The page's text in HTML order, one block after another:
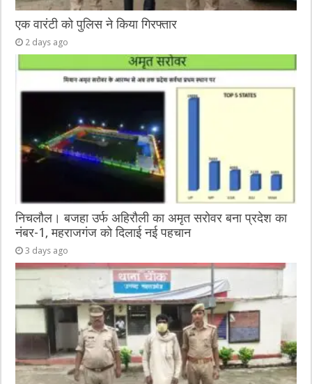
एक वारंटी को पुलिस ने किया गिरफ्तार
2 days ago
निचलौल। बजहा उर्फ अहिरौली का अमृत सरोवर बना प्रदेश का
नंबर-1, महराजगंज को दिलाई नई पहचान
3 days ago